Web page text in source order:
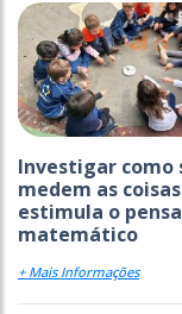
Investigar como
medem as coisas
estimula o
matemático
+ Mais Informações